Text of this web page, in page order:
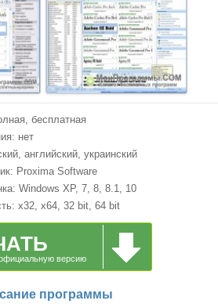
бесплатная
нет
английский, украинский
Proxima Software
Windows XP, 7, 8, 8.1, 10
x32, x64, 32 bit, 64 bit
версию
программы